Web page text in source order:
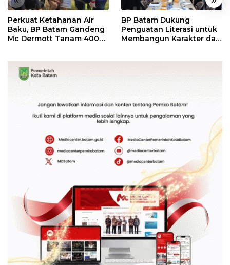
Perkuat Ketahanan Air
Baku, BP Batam Gandeng
Mc Dermott Tanam 400
BP Batam Dukung
Penguatan Literasi untuk
Membangun Karakter dan